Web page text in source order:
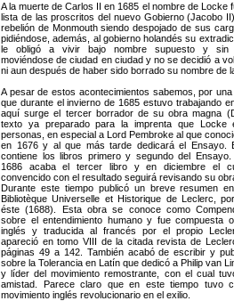
A la muerte de Carlos II en 1685 el nombre de Locke
lista de las proscritos del nuevo Gobierno (Jacobo
rebelión de Monmouth siendo despojado de sus
pidiéndose, además, al gobierno holandés su
le obligó a vivir bajo nombre supuesto y sin
moviéndose de ciudad en ciudad y no se decidió a
ni aun después de haber sido borrado su nombre de
A pesar de estos acontecimientos sabemos, por
que durante el invierno de 1685 estuvo trabajando
aquí surge el tercer borrador de su obra magna
texto ya preparado para la imprenta que Locke
personas, en especial a Lord Pembroke al que
en 1676 y al que más tarde dedicará el Ensayo.
contiene los libros primero y segundo del
1686 acaba el tercer libro y en diciembre el
convencido con el resultado seguirá revisando su
Durante este tiempo publicó un breve resumen
Bibliotèque Universelle et Historique de Leclerc,
éste (1688). Esta obra se conoce como
sobre el entendimiento humano y fue compuesta
inglés y traducida al francés por el propio
apareció en tomo VIII de la citada revista de
páginas 49 a 142. También acabó de escribir y
sobre la Tolerancia en Latín que dedicó a Philip van
y líder del movimiento remostrante, con el cual
amistad. Parece claro que en este tiempo tuvo
movimiento inglés revolucionario en el exilio.